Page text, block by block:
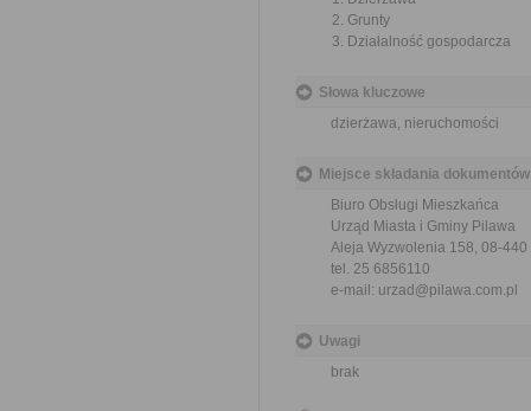
Grunty
Działalność gospodarcza
Słowa kluczowe
dzierżawa, nieruchomości
Miejsce składania dokumentów
Biuro Obsługi Mieszkańca
Urząd Miasta i Gminy Pilawa
Aleja Wyzwolenia 158, 08-440
tel. 25 6856110
e-mail: urzad@pilawa.com.pl
Uwagi
brak